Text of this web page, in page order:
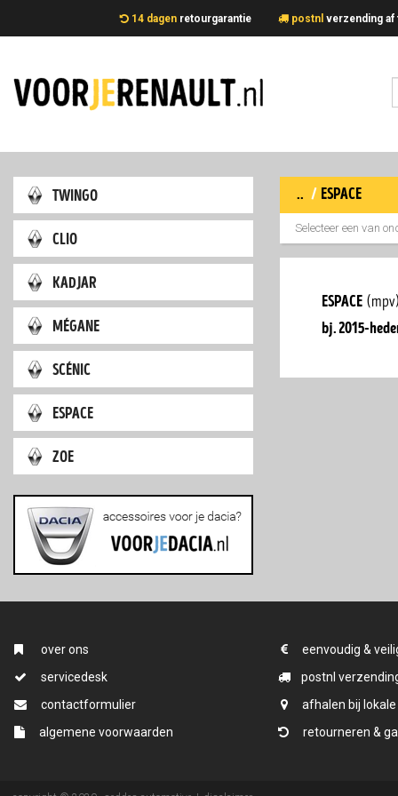
14 dagenretourgarantie postnl
twingo
clio
kadjar
mégane
scénic
espace
zoe
.. / espace
Selecteer een van
espace
bj. 2015-
over ons
servicedesk
contactformulier
algemene voorwaarden
eenvoudig &
postnl
afhalen bij
retourneren &